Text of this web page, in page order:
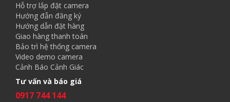
Hỗ trợ lắp đặt camera
Hướng đẫn đăng ký
Hướng dẫn đặt hàng
Giao hàng thanh toán
Bảo trì hệ thống camera
Video demo camera
Cảnh Báo Cảnh Giác
Tư vấn và báo giá
0917 744 144